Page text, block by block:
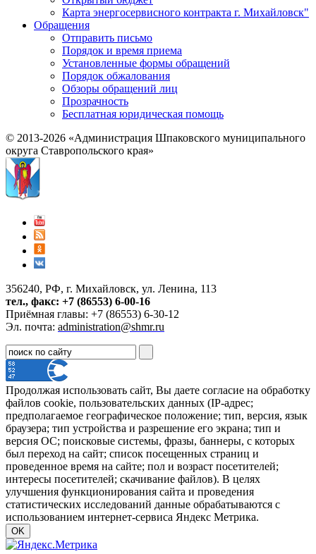
Карта энергосервисного контракта г. Михайловск"
Обращения
Отправить письмо
Порядок и время приема
Установленные формы обращений
Порядок обжалования
Обзоры обращений лиц
Прозрачность
Бесплатная юридическая помощь
© 2013-2026 «Администрация Шпаковского муниципального
округа Ставропольского края»
356240, РФ, г. Михайловск, ул. Ленина, 113
тел., факс: +7 (86553) 6-00-16
Приёмная главы: +7 (86553) 6-30-12
Эл. почта: administration@shmr.ru
Продолжая использовать сайт, Вы даете согласие на обработку
файлов cookie, пользовательских данных (IP-адрес;
предполагаемое географическое положение; тип, версия, язык
браузера; тип устройства и разрешение его экрана; тип и
версия ОС; поисковые системы, фразы, баннеры, с которых
был переход на сайт; список посещенных страниц и
проведенное время на сайте; пол и возраст посетителей;
интересы посетителей; скачивание файлов). В целях
улучшения функционирования сайта и проведения
статистических исследований данные обрабатываются с
использованием интернет-сервиса Яндекс Метрика.
OK